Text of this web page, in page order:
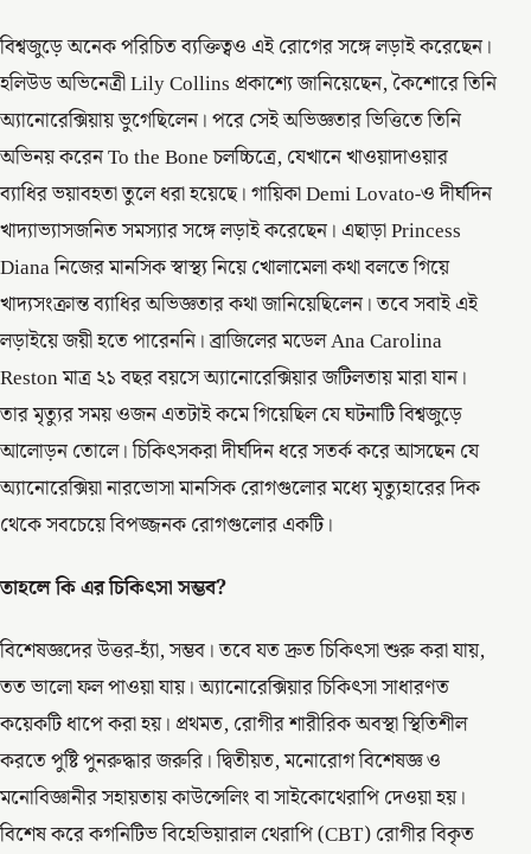
বিশ্বজুড়ে অনেক পরিচিত ব্যক্তিত্বও এই রোগের সঙ্গে লড়াই করেছেন।
হলিউড অভিনেত্রী Lily Collins প্রকাশ্যে জানিয়েছেন, কৈশোরে তিনি
অ্যানোরেক্সিয়ায় ভুগেছিলেন। পরে সেই অভিজ্ঞতার ভিত্তিতে তিনি
অভিনয় করেন To the Bone চলচ্চিত্রে, যেখানে খাওয়াদাওয়ার
ব্যাধির ভয়াবহতা তুলে ধরা হয়েছে। গায়িকা Demi Lovato-ও দীর্ঘদিন
খাদ্যাভ্যাসজনিত সমস্যার সঙ্গে লড়াই করেছেন। এছাড়া Princess
Diana নিজের মানসিক স্বাস্থ্য নিয়ে খোলামেলা কথা বলতে গিয়ে
খাদ্যসংক্রান্ত ব্যাধির অভিজ্ঞতার কথা জানিয়েছিলেন। তবে সবাই এই
লড়াইয়ে জয়ী হতে পারেননি। ব্রাজিলের মডেল Ana Carolina
Reston মাত্র ২১ বছর বয়সে অ্যানোরেক্সিয়ার জটিলতায় মারা যান।
তার মৃত্যুর সময় ওজন এতটাই কমে গিয়েছিল যে ঘটনাটি বিশ্বজুড়ে
আলোড়ন তোলে। চিকিৎসকরা দীর্ঘদিন ধরে সতর্ক করে আসছেন যে
অ্যানোরেক্সিয়া নারভোসা মানসিক রোগগুলোর মধ্যে মৃত্যুহারের দিক
থেকে সবচেয়ে বিপজ্জনক রোগগুলোর একটি।
তাহলে কি এর চিকিৎসা সম্ভব?
বিশেষজ্ঞদের উত্তর-হ্যাঁ, সম্ভব। তবে যত দ্রুত চিকিৎসা শুরু করা যায়,
তত ভালো ফল পাওয়া যায়। অ্যানোরেক্সিয়ার চিকিৎসা সাধারণত
কয়েকটি ধাপে করা হয়। প্রথমত, রোগীর শারীরিক অবস্থা স্থিতিশীল
করতে পুষ্টি পুনরুদ্ধার জরুরি। দ্বিতীয়ত, মনোরোগ বিশেষজ্ঞ ও
মনোবিজ্ঞানীর সহায়তায় কাউন্সেলিং বা সাইকোথেরাপি দেওয়া হয়।
বিশেষ করে কগনিটিভ বিহেভিয়ারাল থেরাপি (CBT) রোগীর বিকৃত